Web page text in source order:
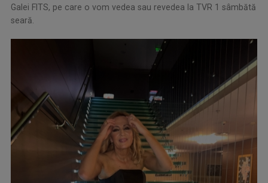
Galei FITS, pe care o vom vedea sau revedea la TVR 1 sâmbătă
seară.